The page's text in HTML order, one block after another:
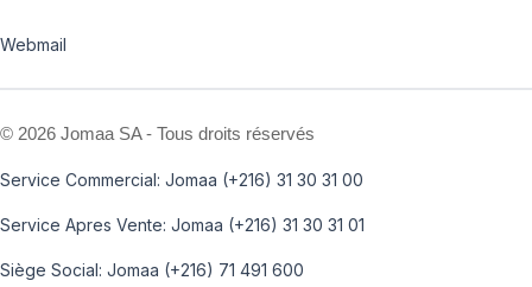
Webmail
© 2026 Jomaa SA - Tous droits réservés
Service Commercial: Jomaa (+216) 31 30 31 00
Service Apres Vente: Jomaa (+216) 31 30 31 01
Siège Social: Jomaa (+216) 71 491 600